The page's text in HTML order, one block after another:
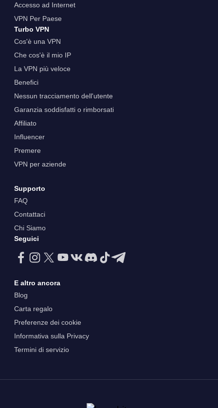
Accesso ad Internet
VPN Per Paese
Turbo VPN
Cos'è una VPN
Che cos'è il mio IP
La VPN più veloce
Benefici
Nessun tracciamento dell'utente
Garanzia soddisfatti o rimborsati
Affiliato
Influencer
Premere
VPN per aziende
Supporto
FAQ
Contattaci
Chi Siamo
Seguici
E altro ancora
Blog
Carta regalo
Preferenze dei cookie
Informativa sulla Privacy
Termini di servizio